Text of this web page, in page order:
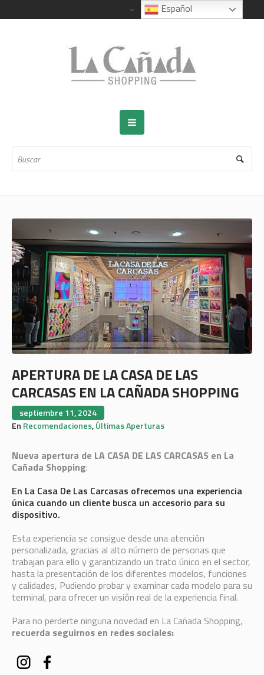
APERTURA DE LA CASA DE LAS
CARCASAS EN LA CAÑADA SHOPPING
septiembre 11, 2024
En Recomendaciones,Últimas Aperturas
Nueva apertura de LA CASA DE LAS CARCASAS en La
Cañada Shopping:
En La Casa De Las Carcasas ofrecemos una experiencia
única cuando un cliente busca un accesorio para su
dispositivo.
Esta experiencia se consigue desde una atención
personalizada, gracias al alto número de personas que
trabajan para ello y garantizando un trato único en el sector,
hasta la presentación de los diferentes modelos, funciones
y calidades, Pudiendo probar y examinar cada modelo para su
terminal, para ofrecer un visión real de la experiencia final.
Para no perderte ninguna novedad en La Cañada Shopping,
recuerda seguirnos en redes sociales:
Español